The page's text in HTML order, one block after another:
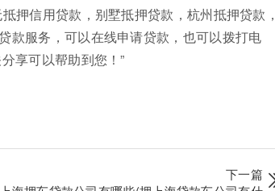
押信用贷款，别墅抵押贷款，杭州抵押贷款，
款服务，可以在线申请贷款，也可以拨打电
享可以帮助到您！”
下一篇